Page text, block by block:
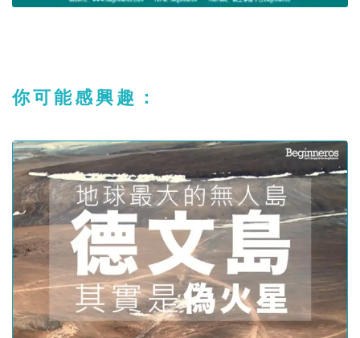
你可能感興趣：